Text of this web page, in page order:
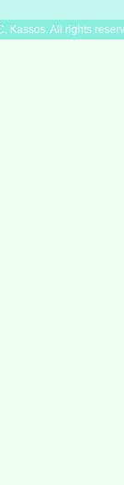
Kassos. All rights